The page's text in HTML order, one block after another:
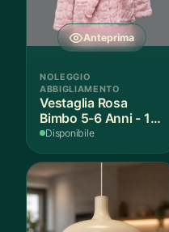
Anteprima
NOLEGGIO
ABBIGLIAMENTO
Vestaglia Rosa
Bimbo 5-6 Anni - 1
Pezzo
Disponibile